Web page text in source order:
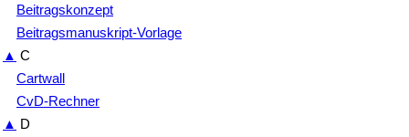
Beitragskonzept
Beitragsmanuskript-Vorlage
▲ C
Cartwall
CvD-Rechner
▲ D